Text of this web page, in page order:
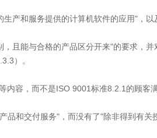
和服务提供的计算机软件的应用"，以
能与合格的产品区分开来"的要求，并
）。
容，而不是ISO 9001标准8.2.1的顾客
和交付服务"，而没有了"除非得到有关